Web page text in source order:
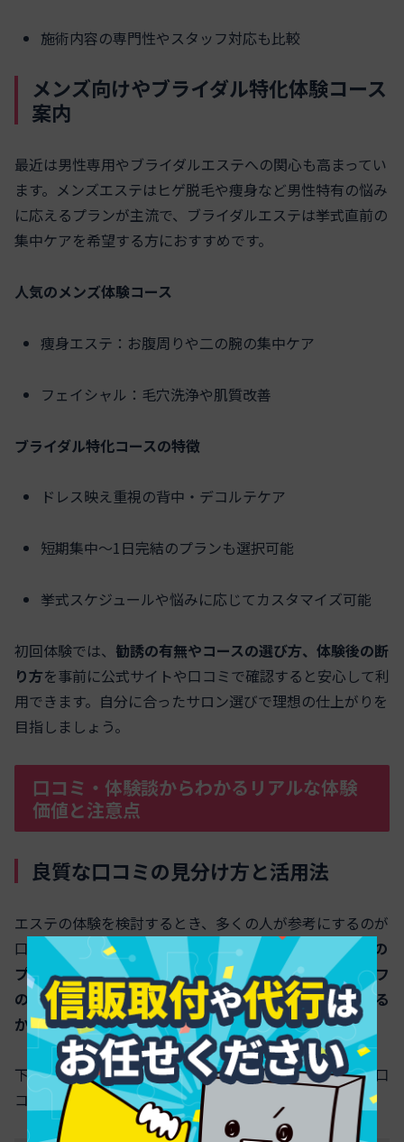
施術内容の専門性やスタッフ対応も比較
メンズ向けやブライダル特化体験コース
案内
最近は男性専用やブライダルエステへの関心も高まってい
ます。メンズエステはヒゲ脱毛や痩身など男性特有の悩み
に応えるプランが主流で、ブライダルエステは挙式直前の
集中ケアを希望する方におすすめです。
人気のメンズ体験コース
痩身エステ：お腹周りや二の腕の集中ケア
フェイシャル：毛穴洗浄や肌質改善
ブライダル特化コースの特徴
ドレス映え重視の背中・デコルテケア
短期集中～1日完結のプランも選択可能
挙式スケジュールや悩みに応じてカスタマイズ可能
初回体験では、 勧誘の有無やコースの選び方、体験後の断
り方を事前に公式サイトや口コミで確認すると安心して利
用できます。自分に合ったサロン選びで理想の仕上がりを
目指しましょう。
口コミ・体験談からわかるリアルな体験
価値と注意点
良質な口コミの見分け方と活用法
エステの体験を検討するとき、多くの人が参考にするのが
口コミです。 信頼できる口コミを見分けるには、利用者の
プロフィールや具体的な施術内容、当日の流れやスタッフ
の対応、施術後の効果の実感度などが細かく書かれている
かに注目しましょう。
下記の表は、エステ体験談の良質な口コミとそうでない口
コミの特徴をまとめたものです。